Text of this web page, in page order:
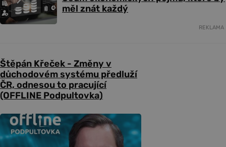
měl znát každý
REKLAMA
Štěpán Křeček - Změny v
důchodovém systému předluží
ČR, odnesou to pracující
(OFFLINE Podpultovka)